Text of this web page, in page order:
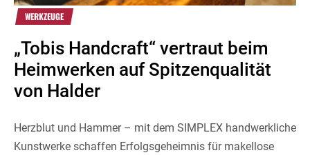
WERKZEUGE
„Tobis Handcraft“ vertraut beim
Heimwerken auf Spitzenqualität
von Halder
Herzblut und Hammer – mit dem SIMPLEX handwerkliche
Kunstwerke schaffen Erfolgsgeheimnis für makellose